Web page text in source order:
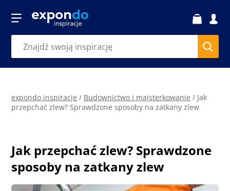
expondo inspiracje / Budownictwo i majsterkowanie / Jak
przepchać zlew? Sprawdzone sposoby na zatkany zlew
Jak przepchać zlew? Sprawdzone
sposoby na zatkany zlew